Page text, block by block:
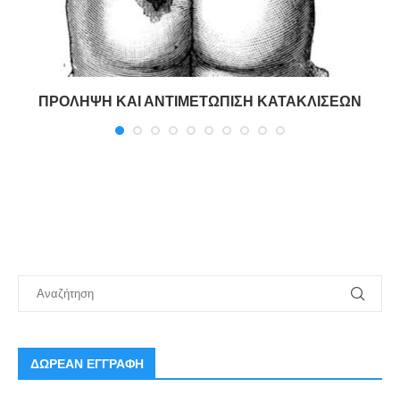
ΠΡΟΛΗΨΗ ΚΑΙ ΑΝΤΙΜΕΤΩΠΙΣΗ ΚΑΤΑΚΛΙΣΕΩΝ
ΔΩΡΕΑΝ ΕΓΓΡΑΦΗ